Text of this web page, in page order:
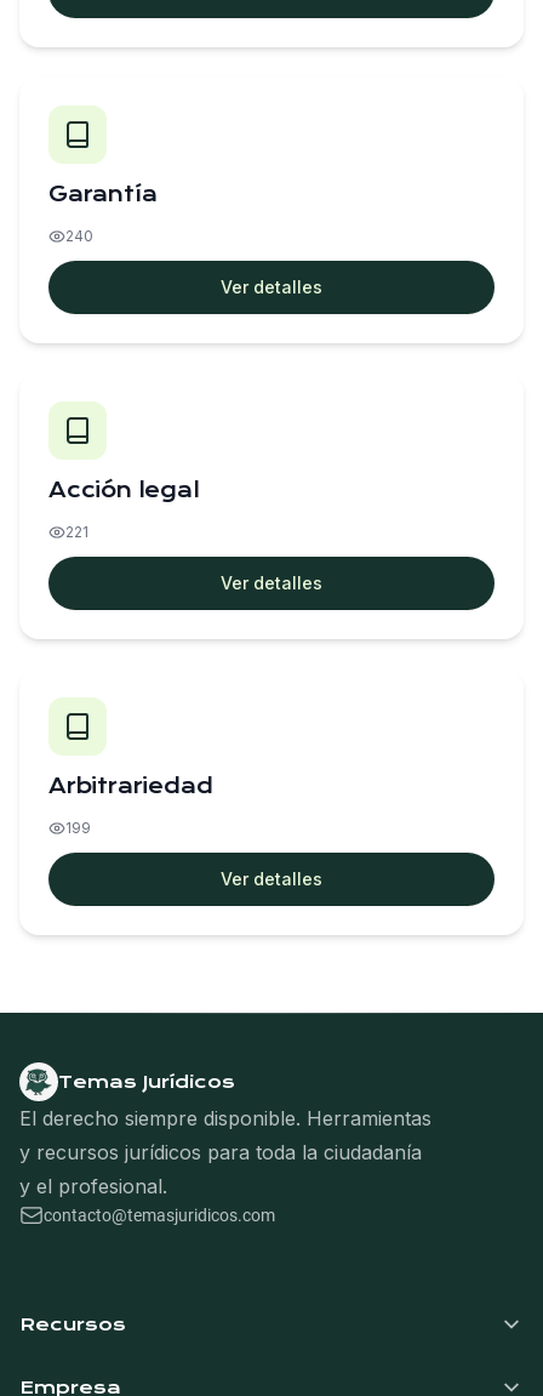
Garantía
240
Ver detalles
Acción legal
221
Ver detalles
Arbitrariedad
199
Ver detalles
Temas Jurídicos
El derecho siempre disponible. Herramientas
y recursos jurídicos para toda la ciudadanía
y el profesional.
contacto@temasjuridicos.com
Recursos
Empresa